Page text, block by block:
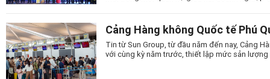
Cảng Hàng không Quốc tế Phú
Tin từ Sun Group, từ đầu năm đến nay, Cảng
với cùng kỳ năm trước, thiết lập mức sản